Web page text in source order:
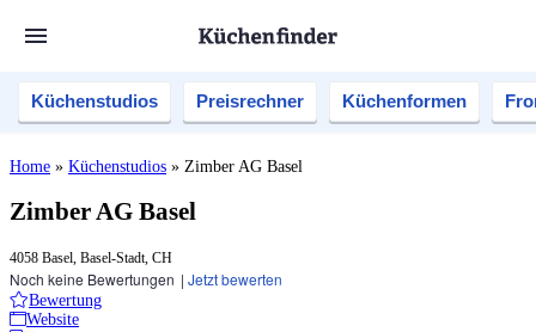
Küchenstudios Preisrechner Küchenformen
Home » Küchenstudios » Zimber AG Basel
Zimber AG Basel
4058 Basel, Basel-Stadt, CH
Noch keine Bewertungen | Jetzt bewerten
Bewertung
Website